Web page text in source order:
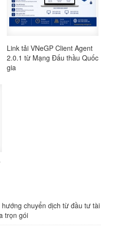
Link tải VNeGP Client Agent
2.0.1 từ Mạng Đấu thầu Quốc
gia
chuyển dịch từ đầu tư tài
trọn gói